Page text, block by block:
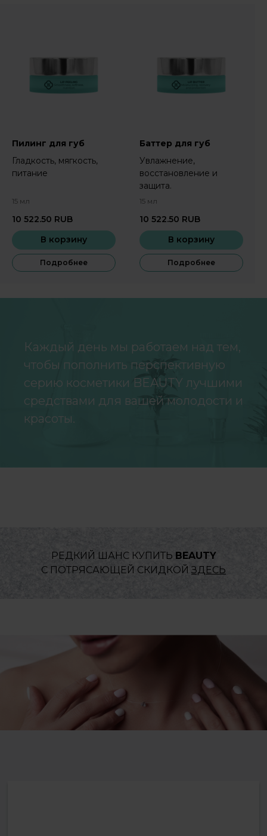
Пилинг для губ
Гладкость, мягкость,
питание
15 мл
10 522.50 RUB
В корзину
Подробнее
Баттер для губ
Увлажнение,
восстановление и
защита.
15 мл
10 522.50 RUB
В корзину
Подробнее
Каждый день мы работаем над тем,
чтобы пополнить перспективную
серию косметики BEAUTY лучшими
средствами для вашей молодости и
красоты.
РЕДКИЙ ШАНС КУПИТЬ BEAUTY
С ПОТРЯСАЮЩЕЙ СКИДКОЙ ЗДЕСЬ